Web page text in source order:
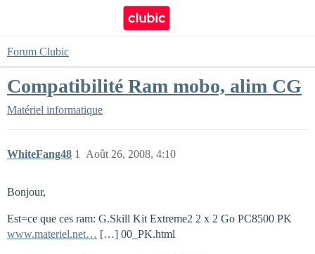
Forum Clubic
Compatibilité Ram mobo, alim CG
Matériel informatique
WhiteFang48 Août 26, 2008, 4:10
1
Bonjour,
Est=ce que ces ram: G.Skill Kit Extreme2 2 x 2 Go PC8500 PK
www.materiel.net… […] 00_PK.html